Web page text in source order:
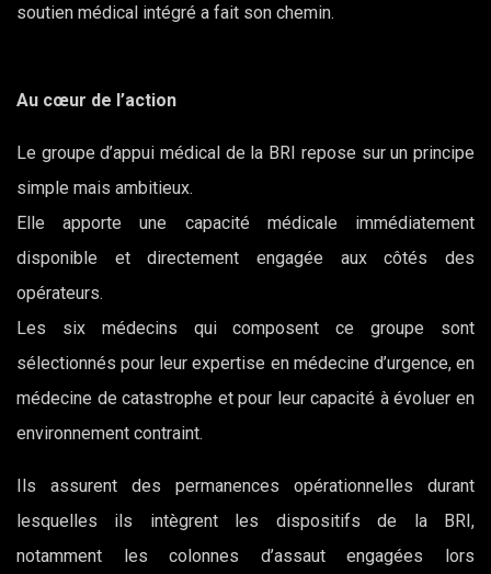
soutien médical intégré a fait son chemin.
Au cœur de l’action
Le groupe d’appui médical de la BRI repose sur un principe
simple mais ambitieux.
Elle apporte une capacité médicale immédiatement
disponible et directement engagée aux côtés des
opérateurs.
Les six médecins qui composent ce groupe sont
sélectionnés pour leur expertise en médecine d’urgence, en
médecine de catastrophe et pour leur capacité à évoluer en
environnement contraint.
Ils assurent des permanences opérationnelles durant
lesquelles ils intègrent les dispositifs de la BRI,
notamment les colonnes d’assaut engagées lors